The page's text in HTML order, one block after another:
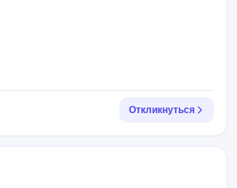
Откликнуться